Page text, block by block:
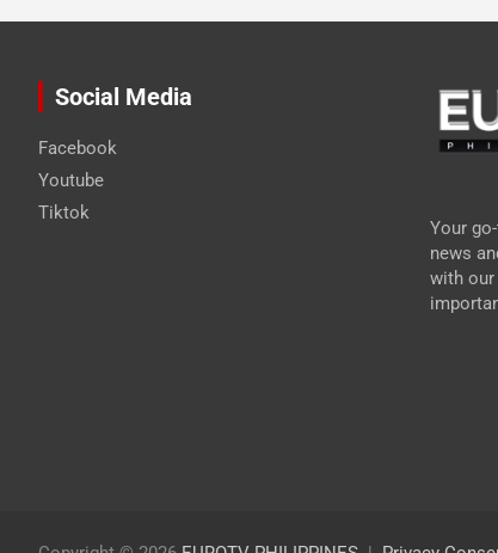
Social Media
Facebook
Youtube
Tiktok
Your
news
with